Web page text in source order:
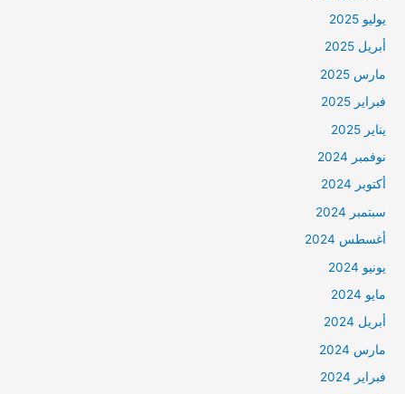
يوليو 2025
أبريل 2025
مارس 2025
فبراير 2025
يناير 2025
نوفمبر 2024
أكتوبر 2024
سبتمبر 2024
أغسطس 2024
يونيو 2024
مايو 2024
أبريل 2024
مارس 2024
فبراير 2024